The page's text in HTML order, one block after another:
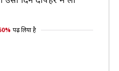
पढ़ लिया है